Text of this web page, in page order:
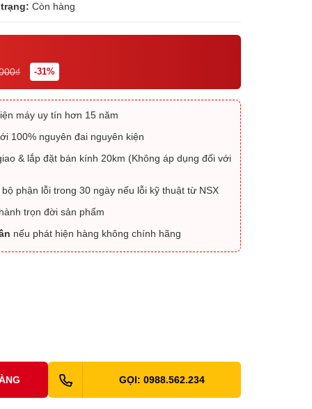
Còn hàng
-31%
máy uy tín hơn 15 năm
100% nguyên đai nguyên kiện
& lắp đặt bán kính 20km (Không áp dụng đối với
phận lỗi trong 30 ngày nếu lỗi kỹ thuật từ NSX
trọn đời sản phẩm
nếu phát hiện hàng không chính hãng
GỌI: 0988.562.234